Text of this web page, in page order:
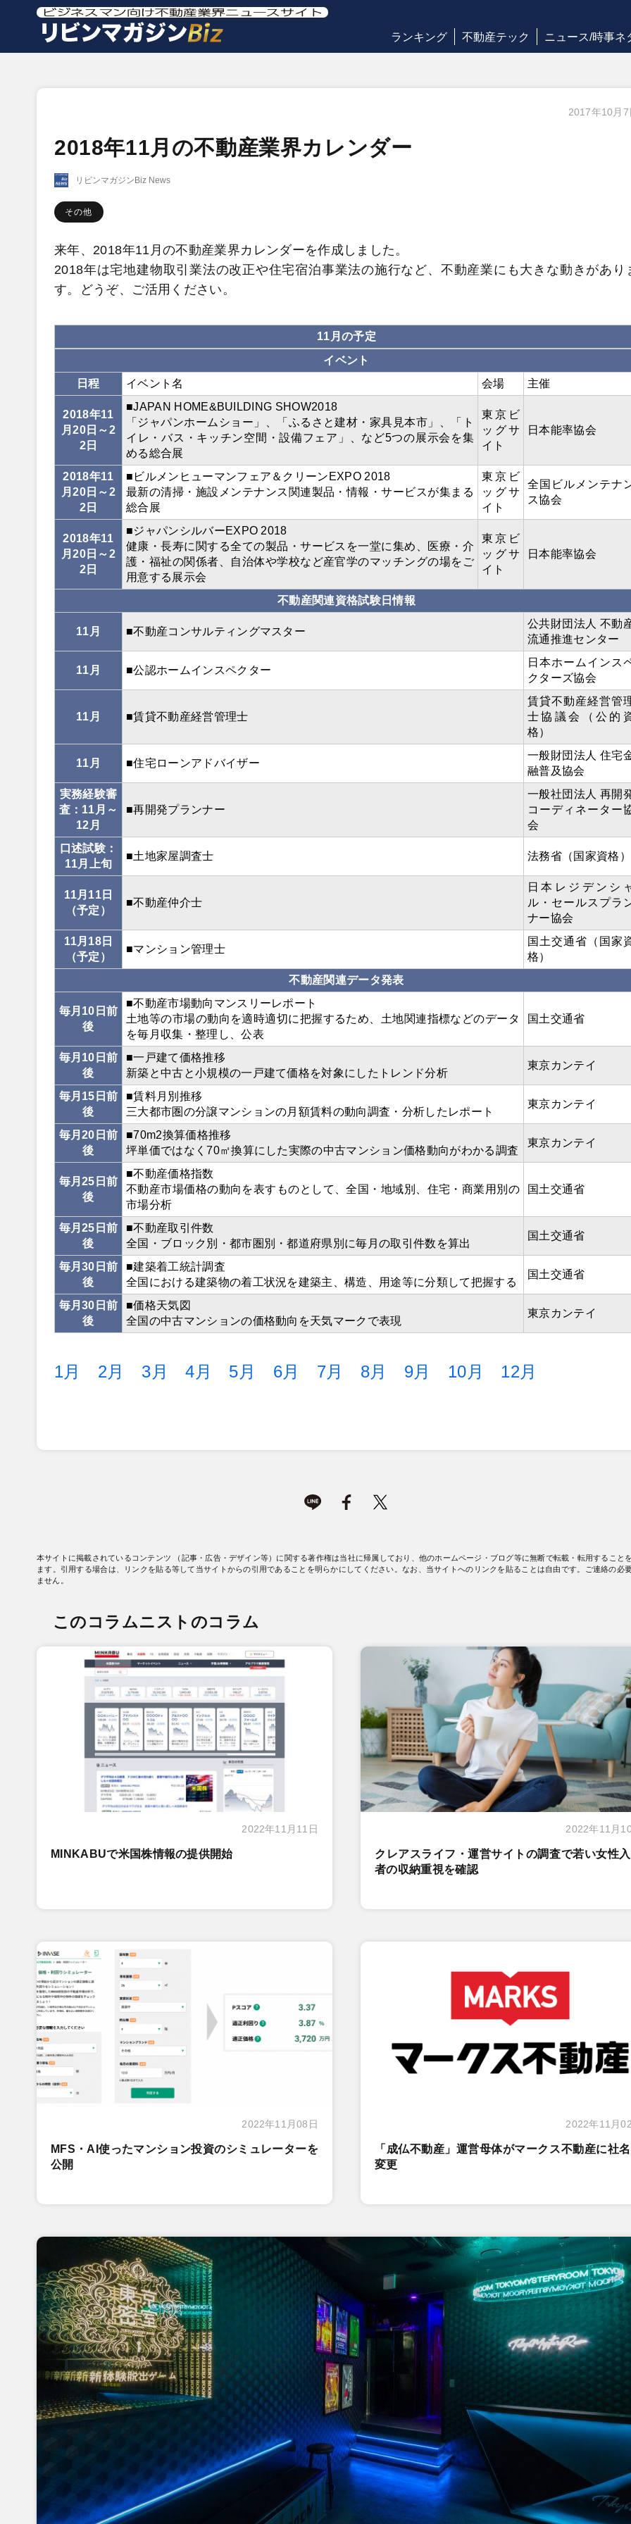
ランキング 不動産テック ニュース/時事ネ
2017年10月7
2018年11月の不動産業界カレンダー
リビンマガジンBiz News
その他
来年、2018年11月の不動産業界カレンダーを作成しました。
2018年は宅地建物取引業法の改正や住宅宿泊事業法の施行など、不動産業にも大きな動きがあり
す。
どうぞ、ご活用ください。
11月の予定
イベント
日程
イベント名 会場 主催
2018年11
月20日～2
2日
■JAPAN HOME&BUILDING SHOW2018
「ジャパンホームショー」、「ふるさと建材・家具見本市」、「ト
イレ・バス・キッチン空間・設備フェア」、など5つの展示会を集
める総合展
東京ビ
ッグサ
イト
日本能率協会
2018年11
月20日～2
2日
■ビルメンヒューマンフェア＆クリーンEXPO 2018
最新の清掃・施設メンテナンス関連製品・情報・サービスが集まる
総合展
東京ビ
ッグサ
イト
全国ビルメンテナ
ス協会
2018年11
月20日～2
2日
■ジャパンシルバーEXPO 2018
健康・長寿に関する全ての製品・サービスを一堂に集め、医療・介
護・福祉の関係者、自治体や学校など産官学のマッチングの場をご
用意する展示会
東京ビ
ッグサ
イト
日本能率協会
不動産関連資格試験日情報
11月 ■不動産コンサルティングマスター
公共財団法人 不動
流通推進センター
11月 ■公認ホームインスペクター
日本ホームインス
クターズ協会
11月 ■賃貸不動産経営管理士
賃貸不動産経営管
士協議会（公的
格）
11月 ■住宅ローンアドバイザー
一般財団法人 住宅
融普及協会
実務経験審
査：11月～
12月
■再開発プランナー
一般社団法人 再開
コーディネーター
会
口述試験：
11月上旬
■土地家屋調査士 法務省（国家資格）
11月11日
（予定）
■不動産仲介士
日本レジデンシ
ル・セールスプラ
ナー協会
11月18日
（予定）
■マンション管理士
国土交通省（国家
格）
不動産関連データ発表
毎月10日前
後
■不動産市場動向マンスリーレポート
土地等の市場の動向を適時適切に把握するため、土地関連指標などのデータ
を毎月収集・整理し、公表
国土交通省
毎月10日前
後
■一戸建て価格推移
新築と中古と小規模の一戸建て価格を対象にしたトレンド分析
東京カンテイ
毎月15日前
後
■賃料月別推移
三大都市圏の分譲マンションの月額賃料の動向調査・分析したレポート
東京カンテイ
毎月20日前
後
■70m2換算価格推移
坪単価ではなく70㎡換算にした実際の中古マンション価格動向がわかる調査
東京カンテイ
毎月25日前
後
■不動産価格指数
不動産市場価格の動向を表すものとして、全国・地域別、住宅・商業用別の
市場分析
国土交通省
毎月25日前
後
■不動産取引件数
全国・ブロック別・都市圏別・都道府県別に毎月の取引件数を算出
国土交通省
毎月30日前
後
■建築着工統計調査
全国における建築物の着工状況を建築主、構造、用途等に分類して把握する
国土交通省
毎月30日前
後
■価格天気図
全国の中古マンションの価格動向を天気マークで表現
東京カンテイ
1月 2月 3月 4月 5月 6月 7月 8月 9月 10月 12月
本サイトに掲載されているコンテンツ （記事・広告・デザイン等）に関する著作権は当社に帰属しており、他のホームページ・ブログ等に無断で転載・転用すること
ます。引用する場合は、リンクを貼る等して当サイトからの引用であることを明らかにしてください。なお、当サイトへのリンクを貼ることは自由です。ご連絡の必
ません。
このコラムニストのコラム
2022年11月11日
MINKABUで米国株情報の提供開始
2022年11月
クレアスライフ・運営サイトの調査で若い女性
者の収納重視を確認
2022年11月08日
MFS・AI使ったマンション投資のシミュレーターを
公開
2022年11月
「成仏不動産」運営母体がマークス不動産に社
変更